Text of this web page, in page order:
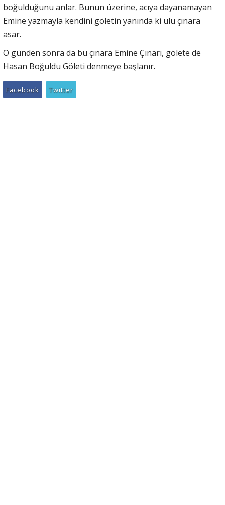
boğulduğunu anlar. Bunun üzerine, acıya dayanamayan
Emine yazmayla kendini göletin yanında ki ulu çınara
asar.
O günden sonra da bu çınara Emine Çınarı, gölete de
Hasan Boğuldu Göleti denmeye başlanır.
Facebook Twitter